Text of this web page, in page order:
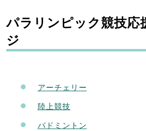
パラリンピック競技応
ジ
アーチェリー
陸上競技
バドミントン